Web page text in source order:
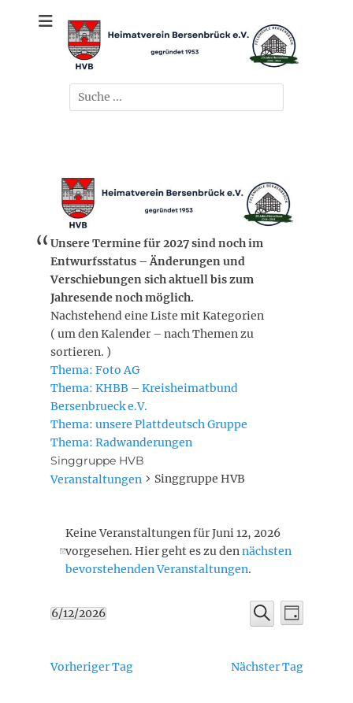
Heimatverein
Bersenbrück e.V.
gegründet 1953
Suchen
nach:
Unsere Termine für 2027 sind noch im
Entwurfsstatus – Änderungen und
Verschiebungen sich aktuell bis zum
Jahresende noch möglich.
Nachstehend eine Liste mit Kategorien
( um den Kalender – nach Themen zu
sortieren. )
Thema: Foto AG
Thema: KHBB – Kreisheimatbund
Bersenbrueck e.V.
Thema: unsere Plattdeutsch Gruppe
Thema: Radwanderungen
Singgruppe HVB
Veranstaltungen
Singgruppe HVB
für
Juni
12,
Hinweis
Keine Veranstaltungen für Juni 12, 2026
vorgesehen. Hier geht es zu dennächsten
bevorstehenden Veranstaltungen.
Suche
Ansichten,
Suche
Tag
6/12/2026
Vorheriger Tag
Nächster Tag